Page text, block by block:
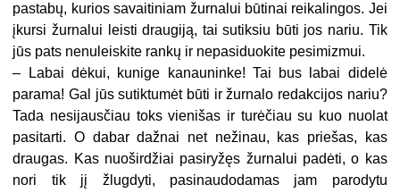
pastabų, kurios savaitiniam žurnalui būtinai reikalingos. Jei
įkursi žurnalui leisti draugiją, tai sutiksiu būti jos nariu. Tik
jūs pats nenuleiskite rankų ir nepasiduokite pesimizmui.
– Labai dėkui, kunige kanauninke! Tai bus labai didelė
parama! Gal jūs sutiktumėt būti ir žurnalo redakcijos nariu?
Tada nesijausčiau toks vienišas ir turėčiau su kuo nuolat
pasitarti. O dabar dažnai net nežinau, kas priešas, kas
draugas. Kas nuoširdžiai pasiryžęs žurnalui padėti, o kas
nori tik jį žlugdyti, pasinaudodamas jam parodytu